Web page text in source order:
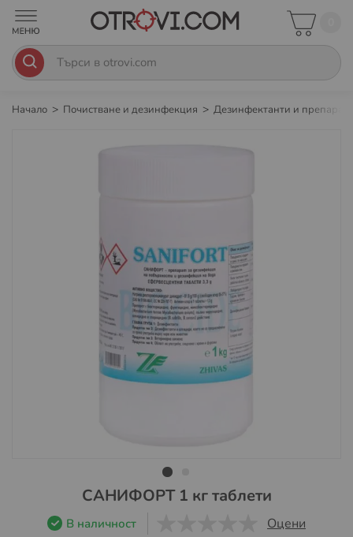
Начало Почистване и дезинфекция Дезинфектанти и
изображенията
началото
САНИФОРТ 1 кг таблети
В наличност Оцени